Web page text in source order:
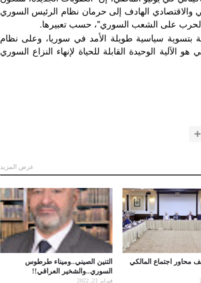
الهادف إلى حرمان نظام الرئيس السوري
الحرب على الشعب السوري"، حسب تعبيرها.
بتسوية سياسية طويلة الأمد في سوريا، وعلى نظام
الآلية الوحيدة القابلة للحياة لإنهاء النزاع السوري
عرض المزيد
محاور اجتماع المالكي
التنين الصيني..وميناء طرطوس
السوري..والشخير العراقي!!
فبراير 21, 2022